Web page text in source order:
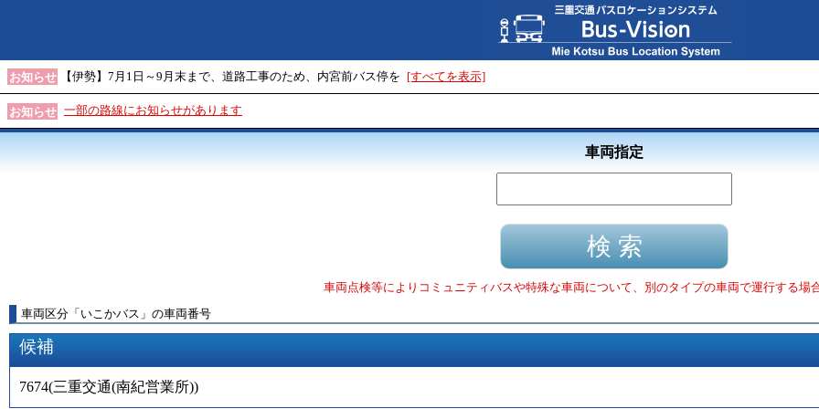
お知らせ 【伊勢】7月1日～9月末まで、道路工事のため、内宮前バス停を [すべてを表示]
お知らせ 一部の路線にお知らせがあります
車両指定
車両点検等によりコミュニティバスや特殊な車両について、別のタイプの車両で運行する場
車両区分 「 いこかバス 」 の車両番号
候補
7674(三重交通(南紀営業所))